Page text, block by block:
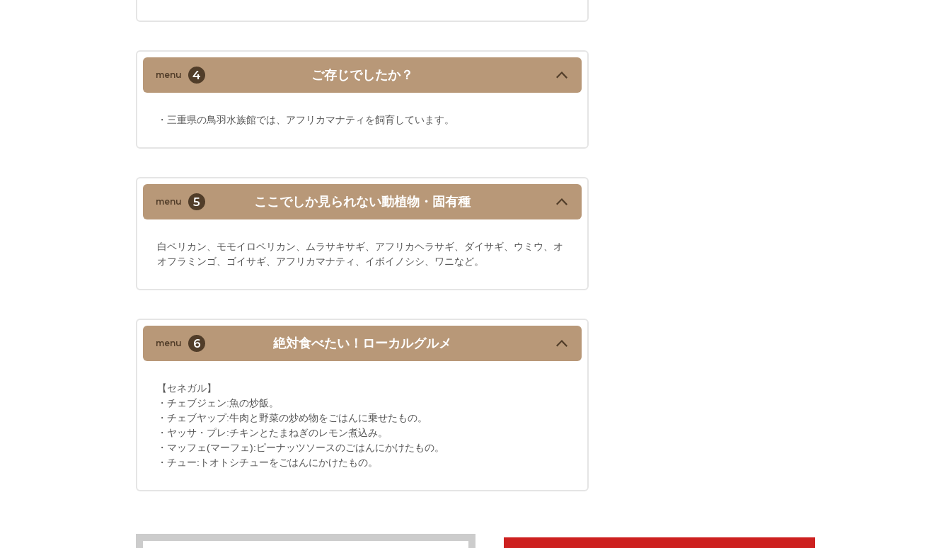
menu 4 ご存じでしたか？
・三重県の鳥羽水族館では、アフリカマナティを飼育しています。
menu 5 ここでしか見られない動植物・固有種
白ペリカン、モモイロペリカン、ムラサキサギ、アフリカヘラサギ、ダイサギ、ウミウ、オ
オフラミンゴ、ゴイサギ、アフリカマナティ、イボイノシシ、ワニなど。
menu 6 絶対食べたい！ローカルグルメ
【セネガル】
・チェブジェン:魚の炒飯。
・チェブヤップ:牛肉と野菜の炒め物をごはんに乗せたもの。
・ヤッサ・プレ:チキンとたまねぎのレモン煮込み。
・マッフェ(マーフェ):ピーナッツソースのごはんにかけたもの。
・チュー:トオトシチューをごはんにかけたもの。